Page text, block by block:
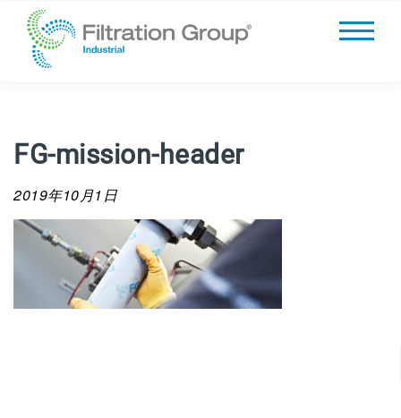
FG-mission-header
2019年10月1日